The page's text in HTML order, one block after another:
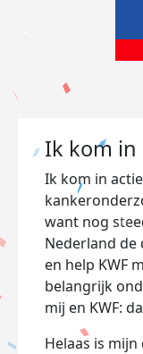
Ik kom in
Ik kom in
want nog
Nederland de
en help KWF
belangrijk
mij en KWF:
Helaas is